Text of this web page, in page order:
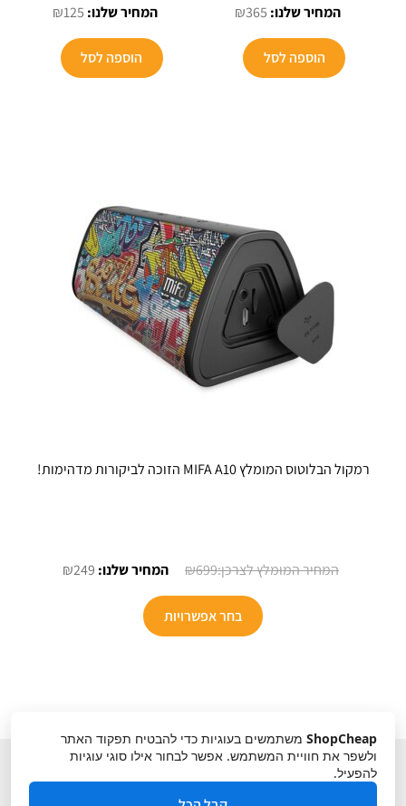
המחיר
המקורי
היה:
₪1,124.
₪365
הוספה לסל
₪125
הוספה לסל
רמקול הבלוטוס המומלץ MIFA A10 הזוכה לביקורות מדהימות!
₪699
המחיר
המקורי
היה:
₪699.
₪249 המחיר
בחר אפשרויות
למוצר
לבחור
את
האפשרויות
ShopCheap משתמשים בעוגיות כדי להבטיח תפקוד האתר
ולשפר את חוויית המשתמש. אפשר לבחור אילו סוגי עוגיות
להפעיל.